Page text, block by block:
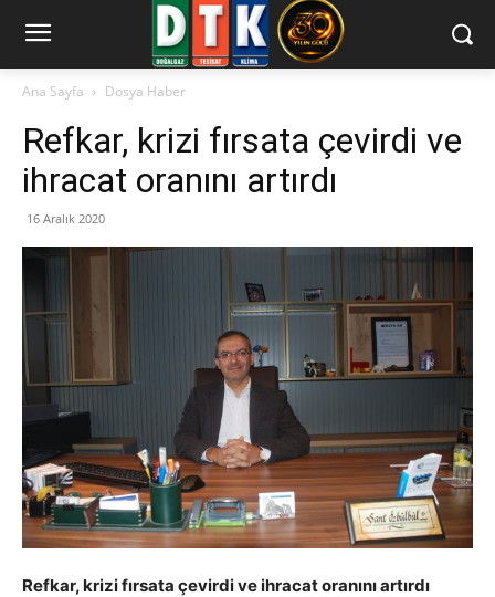
Ana Sayfa Dosya Haber
Refkar, krizi fırsata çevirdi ve
ihracat oranını artırdı
16 Aralık 2020
Refkar, krizi fırsata çevirdi ve ihracat oranını artırdı